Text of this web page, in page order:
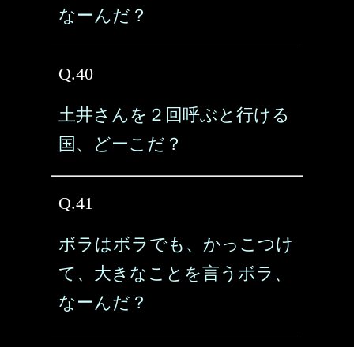
なーんだ？
Q.40
土井さんを２回呼ぶと行ける
国、どーこだ？
Q.41
ボラはボラでも、かっこつけ
て、大きなことを言うボラ、
なーんだ？